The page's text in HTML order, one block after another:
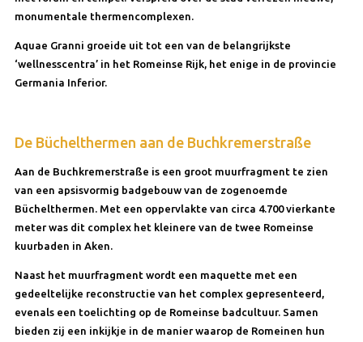
monumentale thermencomplexen.
Aquae Granni groeide uit tot een van de belangrijkste
‘wellnesscentra’ in het Romeinse Rijk, het enige in de provincie
Germania Inferior.
De Büchelthermen aan de Buchkremerstraße
Aan de Buchkremerstraße is een groot muurfragment te zien
van een apsisvormig badgebouw van de zogenoemde
Büchelthermen. Met een oppervlakte van circa 4.700 vierkante
meter was dit complex het kleinere van de twee Romeinse
kuurbaden in Aken.
Naast het muurfragment wordt een maquette met een
gedeeltelijke reconstructie van het complex gepresenteerd,
evenals een toelichting op de Romeinse badcultuur. Samen
bieden zij een inkijkje in de manier waarop de Romeinen hun